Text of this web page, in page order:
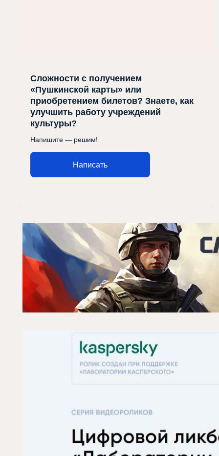
Сложности с получением
«Пушкинской карты» или
приобретением билетов? Знаете, как
улучшить работу учреждений
культуры?
Напишите — решим!
Написать